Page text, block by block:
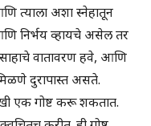
त्याला अशा स्नेहातून
निर्भय व्हायचे असेल तर
वातावरण हवे, आणि
दुरापास्त असते.
एक गोष्ट करू शकतात.